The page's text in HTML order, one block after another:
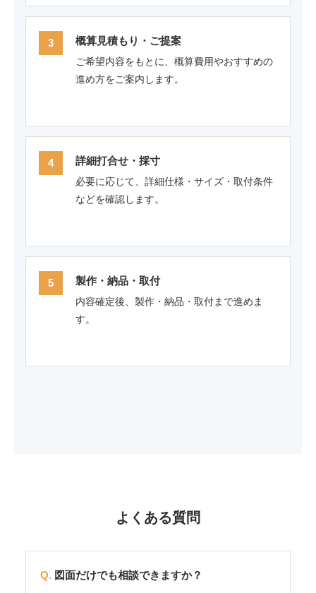
概算見積もり・ご提案
ご希望内容をもとに、概算費用やおすすめの
進め方をご案内します。
詳細打合せ・採寸
必要に応じて、詳細仕様・サイズ・取付条件
などを確認します。
製作・納品・取付
内容確定後、製作・納品・取付まで進めま
す。
よくある質問
図面だけでも相談できますか？